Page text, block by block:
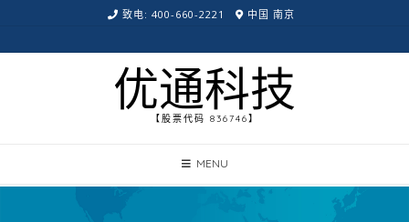
致电: 400-660-2221 中国 南京
优通科技
【股票代码 836746】
MENU